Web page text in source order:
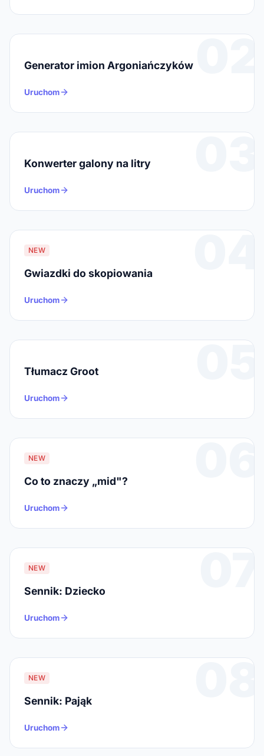
02
Generator imion Argoniańczyków
Uruchom
03
Konwerter galony na litry
Uruchom
04
NEW
Gwiazdki do skopiowania
Uruchom
05
Tłumacz Groot
Uruchom
06
NEW
Co to znaczy „mid"?
Uruchom
07
NEW
Sennik: Dziecko
Uruchom
08
NEW
Sennik: Pająk
Uruchom